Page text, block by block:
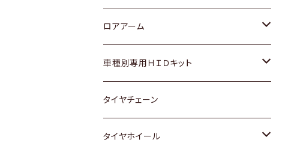
ダイハツ
マツダ
三菱
スバル
日産
ダイハツ
マツダ
三菱
スズキ
日産
いすゞ
ダイハツ
ホンダ
スズキ
日産
ダイハツ
トヨタ
ホンダ
スズキ
日産
ロアアーム
ホンダ
スズキ
日産
車種別専用ＨＩＤキット
トヨタ
マツダ
タイヤチェーン
タイヤホイール